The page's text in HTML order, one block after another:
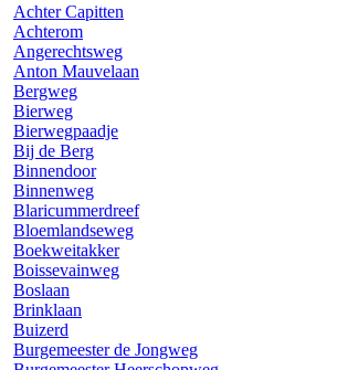
Achter Capitten
Achterom
Angerechtsweg
Anton Mauvelaan
Bergweg
Bierweg
Bierwegpaadje
Bij de Berg
Binnendoor
Binnenweg
Blaricummerdreef
Bloemlandseweg
Boekweitakker
Boissevainweg
Boslaan
Brinklaan
Buizerd
Burgemeester de Jongweg